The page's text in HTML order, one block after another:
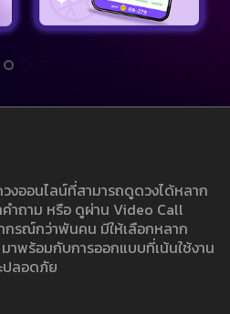
ออนไลน์ที่สามารถดูดวงได้หลาก
ำถาม หรือ ดูผ่าน Video Call
รณ์กว่าพันคน มีให้เลือกหลาก
าพร้อมกับการออกแบบที่เน้นใช้งาน
ปลอดภัย